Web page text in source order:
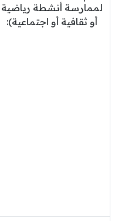
لممارسة أنشطة رياضية
أو ثقافية أو اجتماعية):